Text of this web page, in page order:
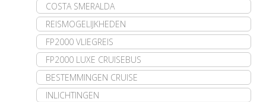
COSTA SMERALDA
REISMOGELIJKHEDEN
FP2000 VLIEGREIS
FP2000 LUXE CRUISEBUS
BESTEMMINGEN CRUISE
INLICHTINGEN